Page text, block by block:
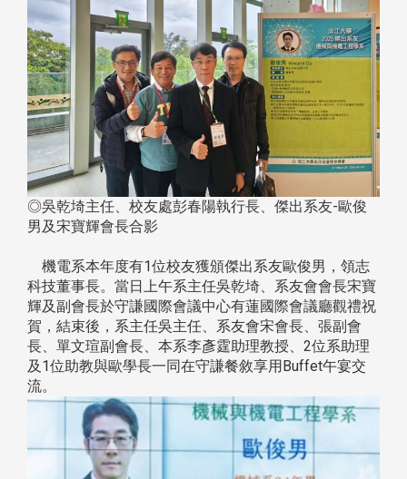
◎吳乾埼主任、校友處彭春陽執行長、傑出系友-歐俊
男及宋寶輝會長合影
機電系本年度有1位校友獲頒傑出系友歐俊男，領志
科技董事長。當日上午系主任吳乾埼、系友會會長宋寶
輝及副會長於守謙國際會議中心有蓮國際會議廳觀禮祝
賀，結束後，系主任吳主任、系友會宋會長、張副會
長、單文瑄副會長、本系李彥霆助理教授、2位系助理
及1位助教與歐學長一同在守謙餐敘享用Buffet午宴交
流。